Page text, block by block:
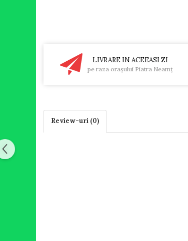
LIVRARE IN ACEEASI ZI
pe raza oraşului Piatra Neamţ
Review-uri (0)